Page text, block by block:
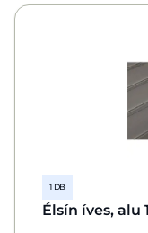
1 DB
Élsín íves, alu